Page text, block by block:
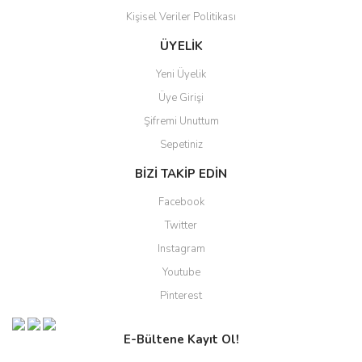
Kişisel Veriler Politikası
ÜYELİK
Yeni Üyelik
Üye Girişi
Şifremi Unuttum
Sepetiniz
BİZİ TAKİP EDİN
Facebook
Twitter
Instagram
Youtube
Pinterest
E-Bültene Kayıt Ol!